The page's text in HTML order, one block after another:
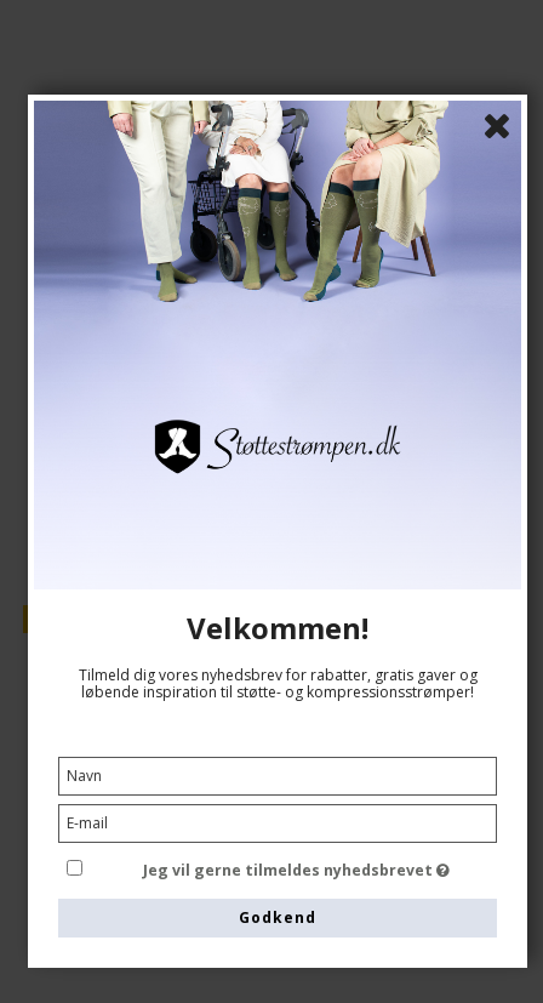
Støttestrømper Bambus, Sort Rib
Se størrelsesskema her
Vis produkt
Velkommen!
Tilmeld dig vores nyhedsbrev for rabatter, gratis gaver og
løbende inspiration til støtte- og kompressionsstrømper!
Jeg vil gerne tilmeldes nyhedsbrevet
Godkend